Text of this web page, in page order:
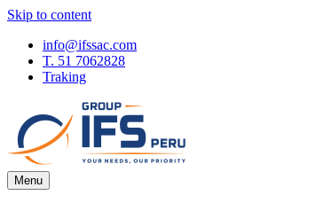
Skip to content
info@ifssac.com
T. 51 7062828
Traking
IFS Blog
Menu